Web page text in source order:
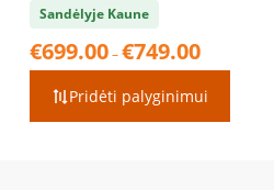
Sandėlyje Kaune
€699.00–€749.00
€699.00
through
Pridėti palyginimui